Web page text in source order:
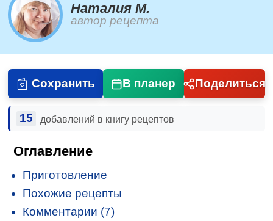
Наталия М.
автор рецепта
Сохранить В планер Поделиться
15 добавлений в книгу рецептов
Оглавление
Приготовление
Похожие рецепты
Комментарии (7)